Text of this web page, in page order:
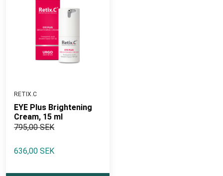
RETIX.C
EYE Plus Brightening
Cream, 15 ml
795,00 SEK
636,00 SEK